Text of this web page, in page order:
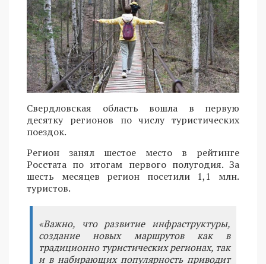
Свердловская область вошла в первую
десятку регионов по числу туристических
поездок.
Регион занял шестое место в рейтинге
Росстата по итогам первого полугодия. За
шесть месяцев регион посетили 1,1 млн.
туристов.
«Важно, что развитие инфраструктуры,
создание новых маршрутов как в
традиционно туристических регионах, так
и в набирающих популярность приводит